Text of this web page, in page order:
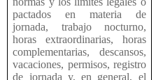
pactados en materia de
jornada, trabajo nocturno,
horas extraordinarias, horas
complementarias, descansos,
vacaciones, permisos, registro
de jornada y, en general, el